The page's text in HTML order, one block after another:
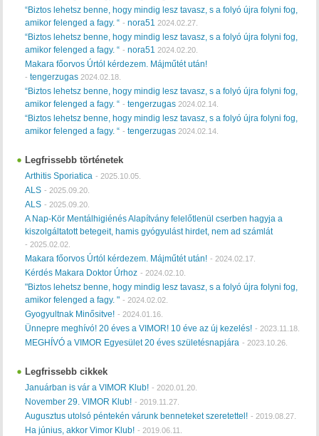
“Biztos lehetsz benne, hogy mindig lesz tavasz, s a folyó újra folyni fog,
amikor felenged a fagy. “ -nora51 2024.02.27.
“Biztos lehetsz benne, hogy mindig lesz tavasz, s a folyó újra folyni fog,
amikor felenged a fagy. “ -nora51 2024.02.20.
Makara főorvos Úrtól kérdezem. Májműtét után!
-tengerzugas 2024.02.18.
“Biztos lehetsz benne, hogy mindig lesz tavasz, s a folyó újra folyni fog,
amikor felenged a fagy. “ -tengerzugas 2024.02.14.
“Biztos lehetsz benne, hogy mindig lesz tavasz, s a folyó újra folyni fog,
amikor felenged a fagy. “ -tengerzugas 2024.02.14.
Legfrissebb történetek
Arthitis Sporiatica - 2025.10.05.
ALS - 2025.09.20.
ALS - 2025.09.20.
A Nap-Kör Mentálhigiénés Alapítvány felelőtlenül cserben hagyja a
kiszolgáltatott betegeit, hamis gyógyulást hirdet, nem ad számlát
- 2025.02.02.
Makara főorvos Úrtól kérdezem. Májműtét után! - 2024.02.17.
Kérdés Makara Doktor Úrhoz - 2024.02.10.
"Biztos lehetsz benne, hogy mindig lesz tavasz, s a folyó újra folyni fog,
amikor felenged a fagy. " - 2024.02.02.
Gyogyultnak Minősitve! - 2024.01.16.
Ünnepre meghívó! 20 éves a VIMOR! 10 éve az új kezelés! - 2023.11.18.
MEGHÍVÓ a VIMOR Egyesület 20 éves születésnapjára - 2023.10.26.
Legfrissebb cikkek
Januárban is vár a VIMOR Klub! - 2020.01.20.
November 29. VIMOR Klub! - 2019.11.27.
Augusztus utolsó péntekén várunk benneteket szeretettel! - 2019.08.27.
Ha június, akkor Vimor Klub! - 2019.06.11.